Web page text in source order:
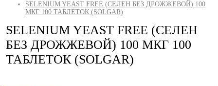
SELENIUM YEAST FREE (СЕЛЕН БЕЗ ДРОЖЖЕВОЙ) 100
МКГ 100 ТАБЛЕТОК (SOLGAR)
SELENIUM YEAST FREE (СЕЛЕН
БЕЗ ДРОЖЖЕВОЙ) 100 МКГ 100
ТАБЛЕТОК (SOLGAR)